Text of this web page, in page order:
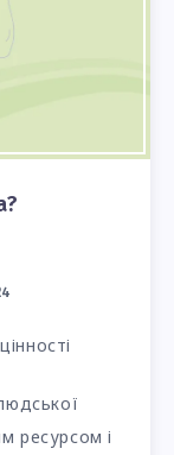
ресурсом і